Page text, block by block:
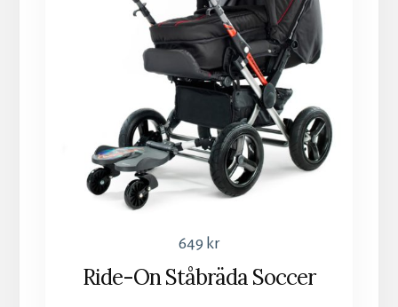
649 kr
Ride-On Ståbräda Soccer